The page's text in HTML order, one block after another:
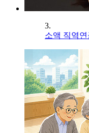
3.
소액 직역